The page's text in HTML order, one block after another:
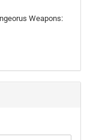
Weapons: